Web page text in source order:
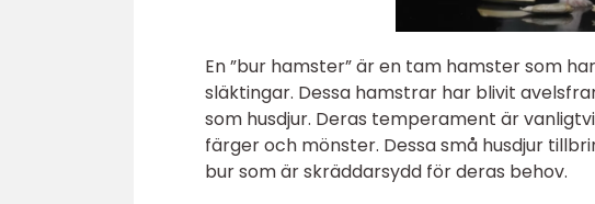
En ”bur hamster” är en tam hamster som
släktingar. Dessa hamstrar har blivit
som husdjur. Deras temperament är
färger och mönster. Dessa små husdjur
bur som är skräddarsydd för deras behov.